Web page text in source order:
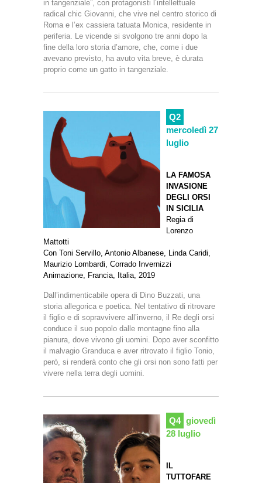
in tangenziale”, con protagonisti l’intellettuale
radical chic Giovanni, che vive nel centro storico di
Roma e l’ex cassiera tatuata Monica, residente in
periferia. Le vicende si svolgono tre anni dopo la
fine della loro storia d’amore, che, come i due
avevano previsto, ha avuto vita breve, è durata
proprio come un gatto in tangenziale.
Q2
mercoledì 27
luglio
LA FAMOSA
INVASIONE
DEGLI ORSI
IN SICILIA
Regia di
Lorenzo
Mattotti
Con Toni Servillo, Antonio Albanese, Linda Caridi,
Maurizio Lombardi, Corrado Invernizzi
Animazione, Francia, Italia, 2019
Dall’indimenticabile opera di Dino Buzzati, una
storia allegorica e poetica. Nel tentativo di ritrovare
il figlio e di sopravvivere all’inverno, il Re degli orsi
conduce il suo popolo dalle montagne fino alla
pianura, dove vivono gli uomini. Dopo aver sconfitto
il malvagio Granduca e aver ritrovato il figlio Tonio,
però, si renderà conto che gli orsi non sono fatti per
vivere nella terra degli uomini.
Q4 giovedì
28 luglio
IL
TUTTOFARE